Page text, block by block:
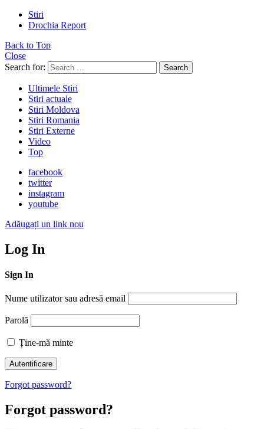
Stiri
Drochia Report
Back to Top
Close
Search for:
Search
Ultimele Stiri
Stiri actuale
Stiri Moldova
Stiri Romania
Stiri Externe
Video
Top
facebook
twitter
instagram
youtube
Adăugați un link nou
Log In
Sign In
Nume utilizator sau adresă email
Parolă
Ține-mă minte
Forgot password?
Forgot password?